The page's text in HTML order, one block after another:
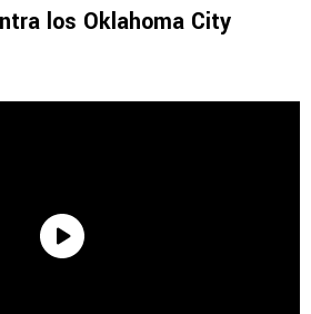
los Oklahoma City